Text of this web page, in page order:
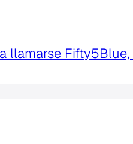
llamarse